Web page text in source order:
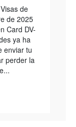
de
de 2025
Card DV-
ya ha
enviar tu
perder la